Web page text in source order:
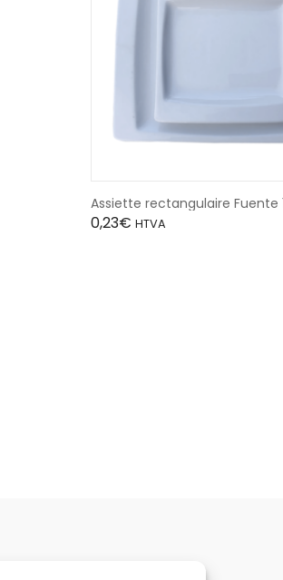
Assiette rectangulaire Fuente
0,23€ HTVA